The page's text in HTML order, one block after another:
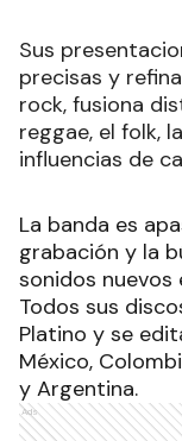
Sus
precisas y
rock, fusiona
reggae, el folk,
influencias de
La banda es
grabación y la
sonidos nuevos
Todos sus
Platino y se
México,
y Argentina.
Ads